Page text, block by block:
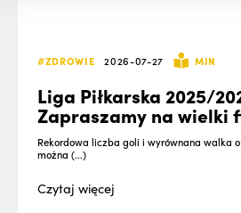
#ZDROWIE 2026-07-27 MIN
Liga Piłkarska 2025/
Zapraszamy na wielki
Rekordowa liczba goli i wyrównana walka
można (...)
Czytajwięcej